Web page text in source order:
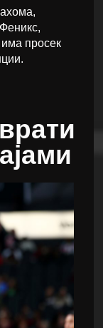
просек